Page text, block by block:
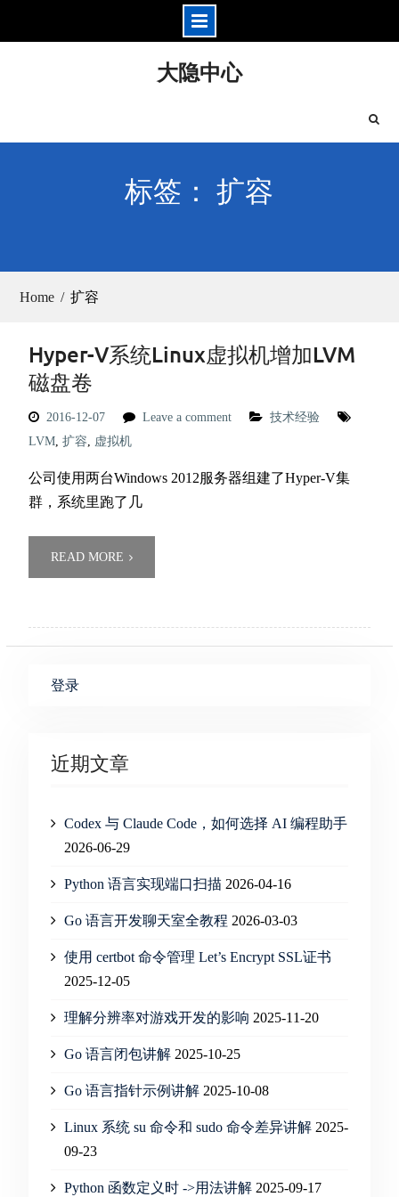
大隐中心
标签： 扩容
Home 扩容
Hyper-V系统Linux虚拟机增加LVM
磁盘卷
2016-12-07 Leave a comment
技术经验
LVM, 扩容, 虚拟机
公司使用两台Windows 2012服务器组建了Hyper-V集
群，系统里跑了几
READ MORE
登录
近期文章
Codex 与 Claude Code，如何选择 AI 编程助手
2026-06-29
Python 语言实现端口扫描 2026-04-16
Go 语言开发聊天室全教程 2026-03-03
使用 certbot 命令管理 Let’s Encrypt SSL证书
2025-12-05
理解分辨率对游戏开发的影响 2025-11-20
Go 语言闭包讲解 2025-10-25
Go 语言指针示例讲解 2025-10-08
Linux 系统 su 命令和 sudo 命令差异讲解 2025-
09-23
Python 函数定义时 ->用法讲解 2025-09-17